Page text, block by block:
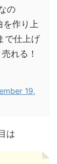
の
作り上
で仕上げ
れる！
19,
は